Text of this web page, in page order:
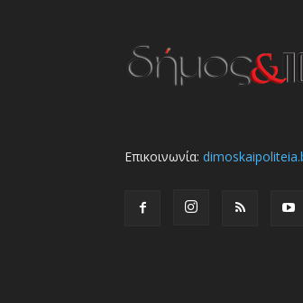
Επικοινωνία: